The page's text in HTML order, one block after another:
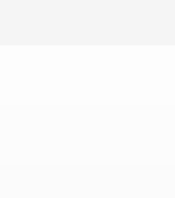
16
surface